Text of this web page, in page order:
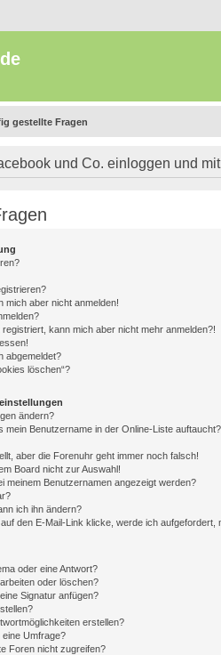
gestellte Fragen
und Co. einloggen und
mich aber nicht anmelden!
kann mich aber nicht mehr anmelden?!
abgemeldet?
löschen“?
ändern?
mein Benutzername in der Online-Liste auftaucht?
aber die Forenuhr geht immer noch falsch!
Board nicht zur Auswahl!
meinem Benutzernamen angezeigt werden?
ich ihn ändern?
den E-Mail-Link klicke, werde ich aufgefordert,
oder eine Antwort?
oder löschen?
Signatur anfügen?
erstellen?
Umfrage?
Foren nicht zugreifen?